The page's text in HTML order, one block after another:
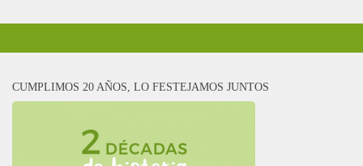
CUMPLIMOS 20 AÑOS, LO FESTEJAMOS JUNTOS